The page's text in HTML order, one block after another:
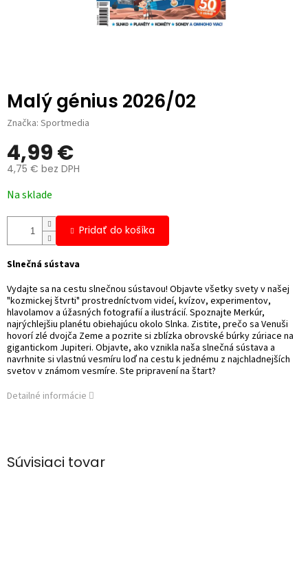
Malý génius 2026/02
Značka: Sportmedia
4,99 €
4,75 € bez DPH
cena:
Na sklade
Pridať do košíka
Slnečná sústava
Vydajte sa na cestu slnečnou sústavou! Objavte všetky svety v našej
"kozmickej štvrti" prostredníctvom videí, kvízov, experimentov,
hlavolamov a úžasných fotografií a ilustrácií. Spoznajte Merkúr,
najrýchlejšiu planétu obiehajúcu okolo Slnka. Zistite, prečo sa Venuši
hovorí zlé dvojča Zeme a pozrite si zblízka obrovské búrky zúriace na
gigantickom Jupiteri. Objavte, ako vznikla naša slnečná sústava a
navrhnite si vlastnú vesmíru loď na cestu k jednému z najchladnejších
svetov v známom vesmíre. Ste pripravení na štart?
Detailné informácie
Súvisiaci tovar